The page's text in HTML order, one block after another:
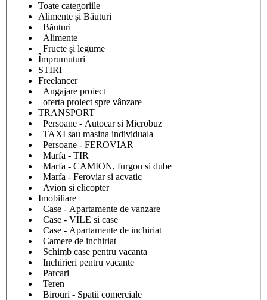
Toate categoriile
Alimente și Băuturi
Băuturi
Alimente
Fructe și legume
Împrumuturi
STIRI
Freelancer
Angajare proiect
oferta proiect spre vânzare
TRANSPORT
Persoane - Autocar si Microbuz
TAXI sau masina individuala
Persoane - FEROVIAR
Marfa - TIR
Marfa - CAMION, furgon si dube
Marfa - Feroviar si acvatic
Avion si elicopter
Imobiliare
Case - Apartamente de vanzare
Case - VILE si case
Case - Apartamente de inchiriat
Camere de inchiriat
Schimb case pentru vacanta
Inchirieri pentru vacante
Parcari
Teren
Birouri - Spatii comerciale